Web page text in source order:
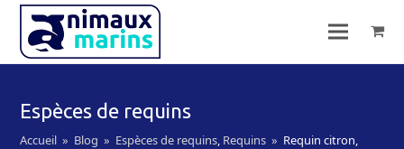
Espèces de requins
Accueil » Blog » Espèces de requins, Requins » Requin citron,